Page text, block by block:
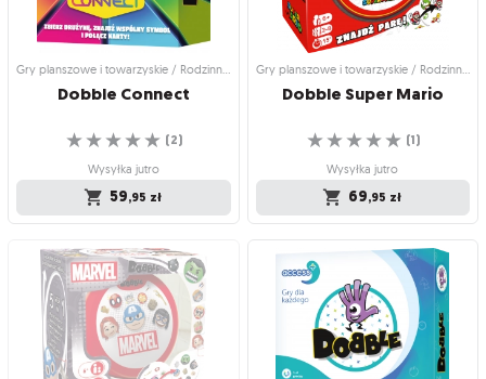
Produkt niedostępny
99,95 zł
Produkt niedostępny
59,95
Gry planszowe i towarzyskie / Rodzinne gry planszowe
Dobble Connect
☆
☆
☆
☆
☆ (2)
Wysyłka jutro
59,95 zł
Rodzinne gry planszowe
Dobble Connect
Zbierz drużynę, znajdź wspólny
symbol i połącz karty!
☆
☆
☆
☆
☆ (2)
Gry planszowe i towarzyskie / Rodzinne gry planszowe
DobbleSuper Mario
☆
☆
☆
☆
☆ (1)
Wysyłka jutro
69,95 zł
Gry planszowe i towarzyskie /
Rodzinne gry planszowe
Dobble Super Mario
Szukaj par wśród bohaterów kultowej
gry!
☆
☆
☆
☆
☆ (1)